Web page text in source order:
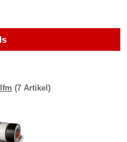
(7 Artikel)